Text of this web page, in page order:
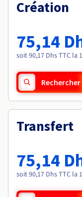
Tarifs
Roadmap & Changelog
Roadmap & Changelog
Création
75,14
soit 90,17 Dhs TTC la
Rechercher
Transfert
75,14
soit 90,17 Dhs TTC la